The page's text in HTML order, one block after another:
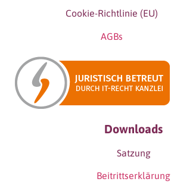
Cookie-Richtlinie (EU)
AGBs
Downloads
Satzung
Beitrittserklärung